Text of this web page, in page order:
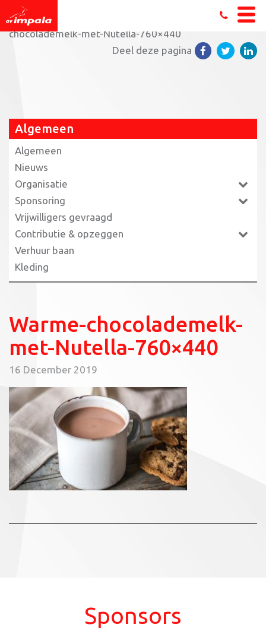
Home»Uitnodiging: chocolademelk training
Warme-
chocolademelk-met-Nutella-760×440
Deel deze pagina
Algemeen
Algemeen
Nieuws
Organisatie
Sponsoring
Vrijwilligers gevraagd
Contributie & opzeggen
Verhuur baan
Kleding
Warme-chocolademelk-
met-Nutella-760×440
16 December 2019
Sponsors